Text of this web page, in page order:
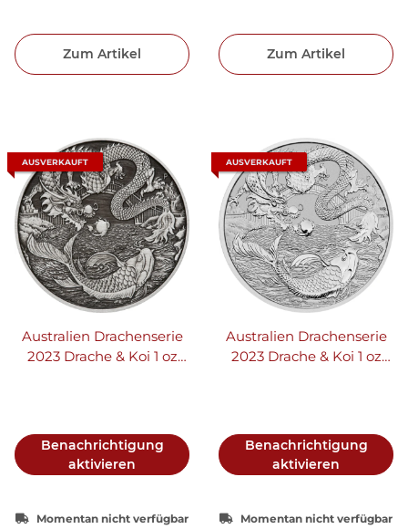
Zum Artikel Zum Artikel
AUSVERKAUFT
Australien Drachenserie
2023 Drache & Koi 1 oz
Benachrichtigung
aktivieren
Momentan nicht verfügbar
AUSVERKAUFT
Australien Drachenserie
2023 Drache & Koi 1 oz
Benachrichtigung
aktivieren
Momentan nicht verfügbar